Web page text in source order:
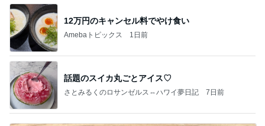
12万円のキャンセル料でやけ食い
Amebaトピックス 1日前
話題のスイカ丸ごとアイス♡
さとみるくのロサンゼルス⇔ハワイ夢日記 7日前